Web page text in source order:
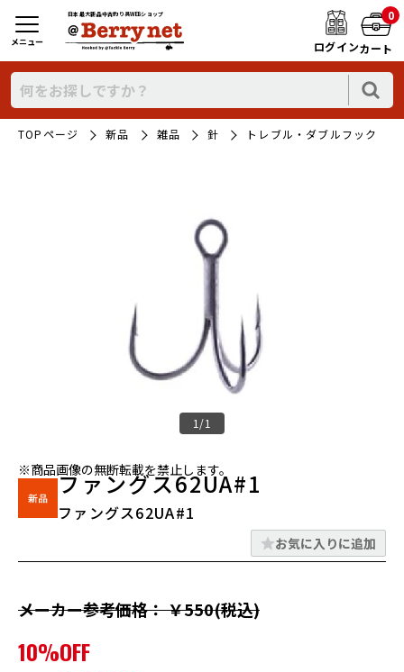
日本最大新品中古釣り具WEBショップ
ログイン
0
カート
メニュー
TOPページ 新品 雑品 針 トレブル・ダブルフック
1/1
※商品画像の無断転載を禁止します。
ファングス62UA#1
ファングス62UA#1
お気に入りに追加
メーカー参考価格： ￥550(税込)
10%OFF